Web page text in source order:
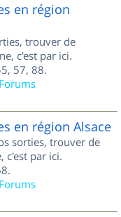
en région
trouver de
c'est par ici.
57, 88.
en région Alsace
sorties, trouver de
c'est par ici.